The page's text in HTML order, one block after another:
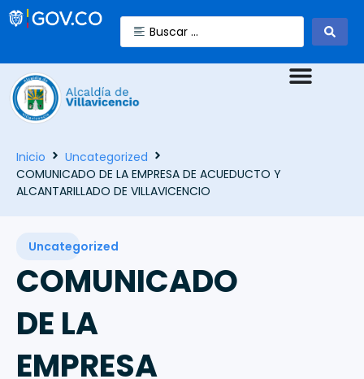
Inicio
Uncategorized
COMUNICADO DE LA EMPRESA DE ACUEDUCTO Y
ALCANTARILLADO DE VILLAVICENCIO
Uncategorized
COMUNICADO
DE LA
EMPRESA